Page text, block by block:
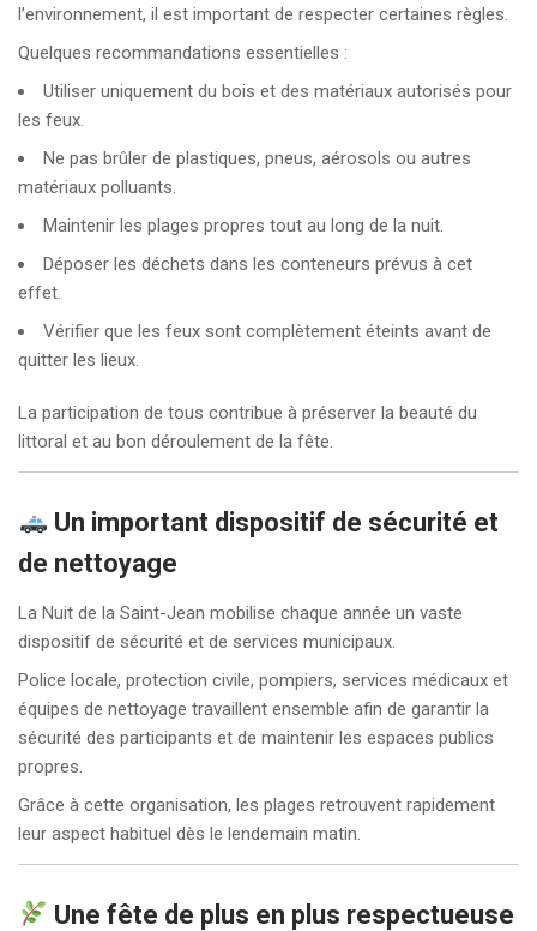
l’environnement, il est important de respecter certaines règles.
Quelques recommandations essentielles :
Utiliser uniquement du bois et des matériaux autorisés pour
les feux.
Ne pas brûler de plastiques, pneus, aérosols ou autres
matériaux polluants.
Maintenir les plages propres tout au long de la nuit.
Déposer les déchets dans les conteneurs prévus à cet
effet.
Vérifier que les feux sont complètement éteints avant de
quitter les lieux.
La participation de tous contribue à préserver la beauté du
littoral et au bon déroulement de la fête.
Un important dispositif de sécurité et
de nettoyage
La Nuit de la Saint-Jean mobilise chaque année un vaste
dispositif de sécurité et de services municipaux.
Police locale, protection civile, pompiers, services médicaux et
équipes de nettoyage travaillent ensemble afin de garantir la
sécurité des participants et de maintenir les espaces publics
propres.
Grâce à cette organisation, les plages retrouvent rapidement
leur aspect habituel dès le lendemain matin.
Une fête de plus en plus respectueuse